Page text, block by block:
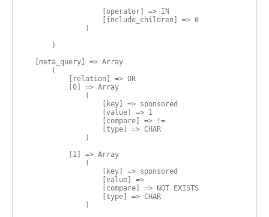
                   [operator] => IN
                   [include_children] => 0
               )
       )
   [meta_query] => Array
       (
           [relation] => OR
           [0] => Array
               (
                   [key] => sponsored
                   [value] => 1
                   [compare] => !=
                   [type] => CHAR
               )
           [1] => Array
               (
                   [key] => sponsored
                   [value] =>
                   [compare] => NOT EXISTS
                   [type] => CHAR
               )